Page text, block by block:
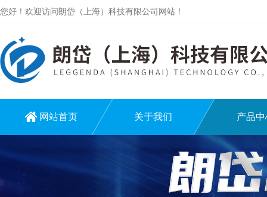
您好！欢迎访问朗岱（上海）科技有限公司网站！
网站首页 关于我们 产品中